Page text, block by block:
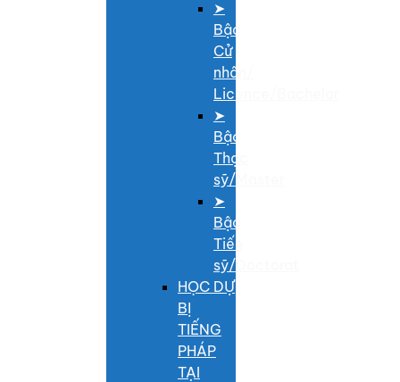
➤
Bậc
Cử
nhân/
Licence/Bachelor
➤
Bậc
Thạc
sỹ/Master
➤
Bậc
Tiến
sỹ/Doctorat
HỌC DỰ
BỊ
TIẾNG
PHÁP
TẠI